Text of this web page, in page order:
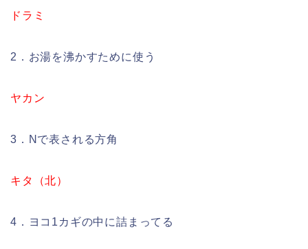
ドラミ
2．お湯を沸かすために使う
ヤカン
3．Nで表される方角
キタ（北）
4．ヨコ1カギの中に詰まってる